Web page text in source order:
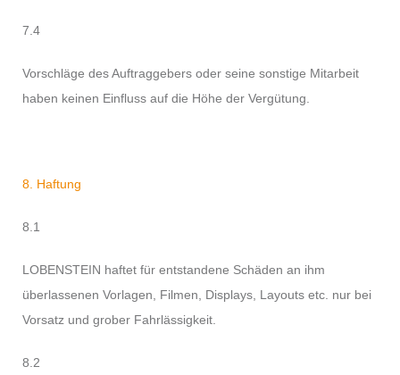
7.4
Vorschläge des Auftraggebers oder seine sonstige Mitarbeit
haben keinen Einfluss auf die Höhe der Vergütung.
8. Haftung
8.1
LOBENSTEIN haftet für entstandene Schäden an ihm
überlassenen Vorlagen, Filmen, Displays, Layouts etc. nur bei
Vorsatz und grober Fahrlässigkeit.
8.2